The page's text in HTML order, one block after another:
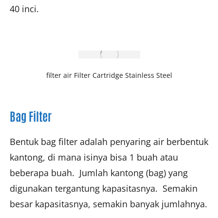
40 inci.
filter air Filter Cartridge Stainless Steel
Bag Filter
Bentuk bag filter adalah penyaring air berbentuk
kantong, di mana isinya bisa 1 buah atau
beberapa buah. Jumlah kantong (bag) yang
digunakan tergantung kapasitasnya. Semakin
besar kapasitasnya, semakin banyak jumlahnya.